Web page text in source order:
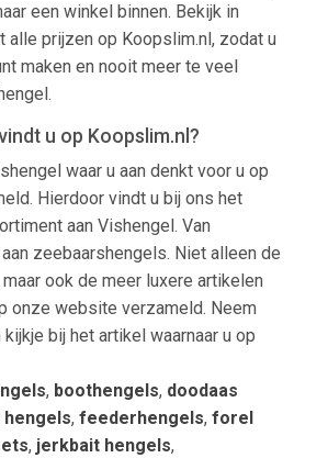
een winkel binnen. Bekijk in
alle prijzen op Koopslim.nl, zodat u
maken en nooit meer te veel
u op Koopslim.nl?
waar u aan denkt voor u op
Hierdoor vindt u bij ons het
aan Vishengel. Van
zeebaarshengels. Niet alleen de
ook de meer luxere artikelen
onze website verzameld. Neem
bij het artikel waarnaar u op
, boothengels, doodaas
, feederhengels, forel
, jerkbait hengels,